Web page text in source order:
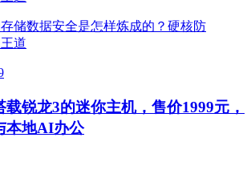
载锐龙3的迷你主机，售价1999元，
本地AI办公